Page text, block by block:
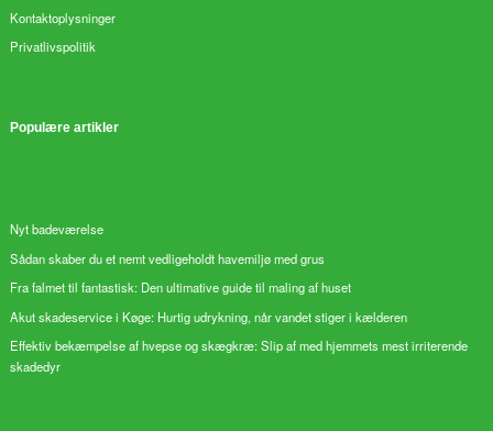
Kontaktoplysninger
Privatlivspolitik
Populære artikler
Nyt badeværelse
Sådan skaber du et nemt vedligeholdt havemiljø med grus
Fra falmet til fantastisk: Den ultimative guide til maling af huset
Akut skadeservice i Køge: Hurtig udrykning, når vandet stiger i kælderen
Effektiv bekæmpelse af hvepse og skægkræ: Slip af med hjemmets mest irriterende
skadedyr